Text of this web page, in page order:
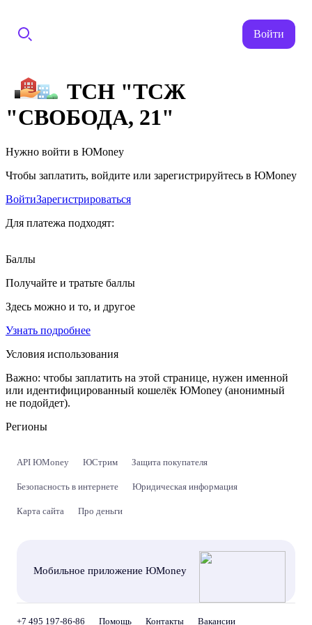
Войти
ТСН "ТСЖ
"СВОБОДА, 21"
Нужно войти в ЮMoney
Чтобы заплатить, войдите или зарегистрируйтесь в ЮMoney
ВойтиЗарегистрироваться
Для платежа подходят:
Баллы
Получайте и тратьте баллы
Здесь можно и то, и другое
Узнать подробнее
Условия использования
Важно: чтобы заплатить на этой странице, нужен именной
или идентифицированный кошелёк ЮMoney (анонимный
не подойдет).
Регионы
API ЮMoney ЮСтрим Защита покупателя
Безопасность в интернете Юридическая информация
Карта сайта Про деньги
Мобильное приложение ЮMoney
+7 495 197-86-86 Помощь Контакты Вакансии